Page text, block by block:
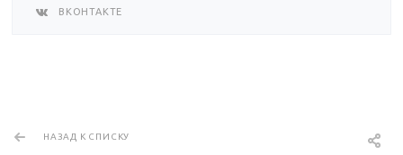
ВКОНТАКТЕ
НАЗАД К СПИСКУ